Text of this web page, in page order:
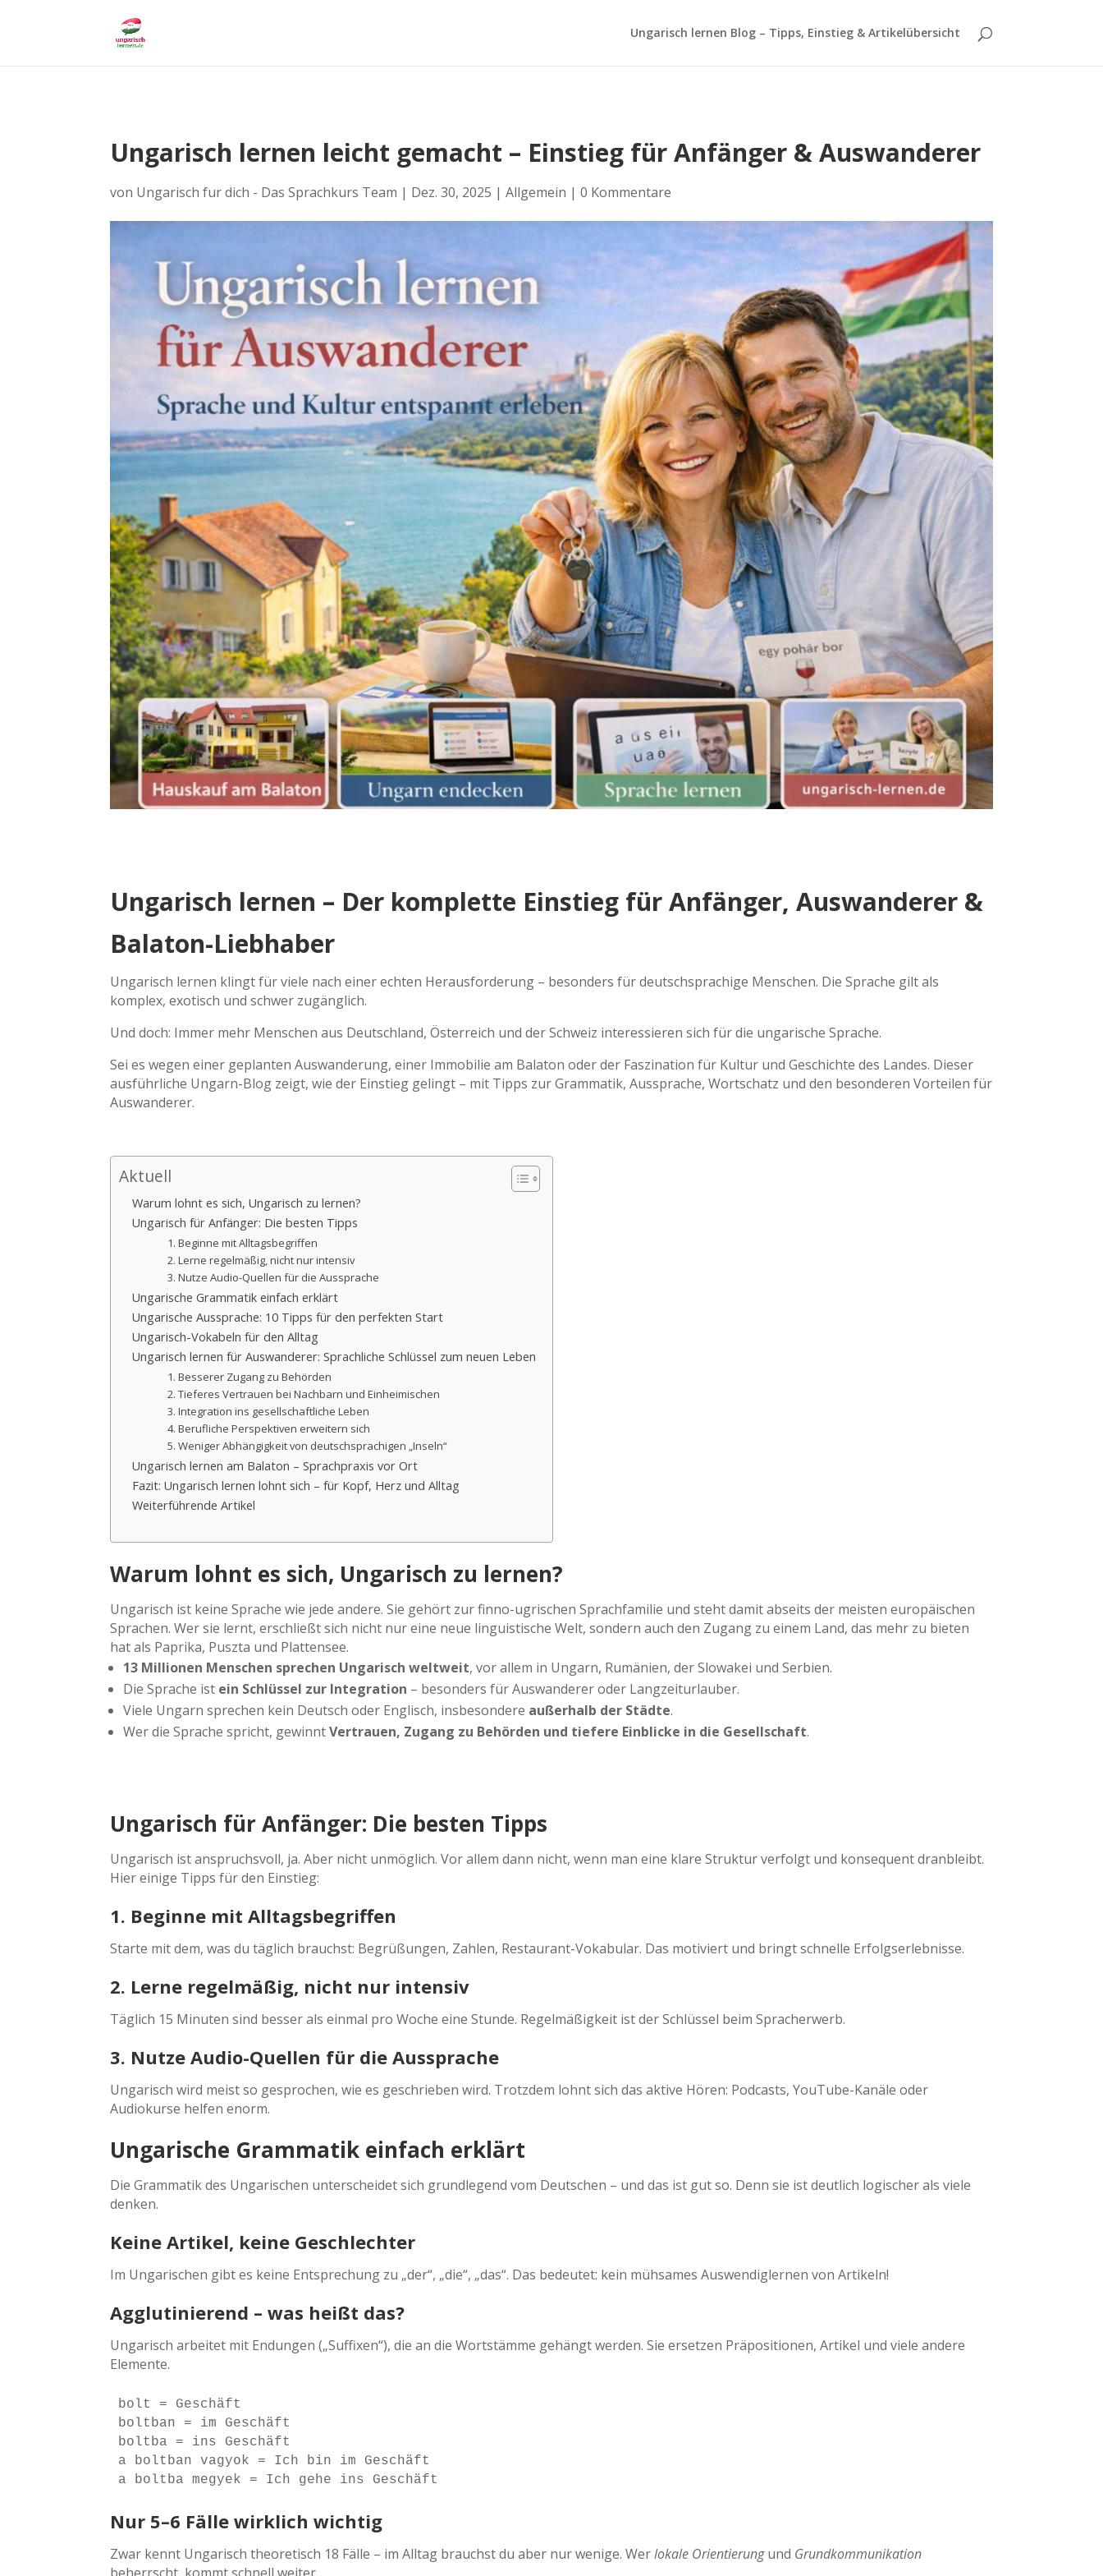
Ungarisch lernen Blog – Tipps, Einstieg & Artikelübersicht
Ungarisch lernen leicht gemacht – Einstieg für Anfänger & Auswanderer
von Ungarisch fur dich - Das Sprachkurs Team | Dez. 30, 2025 |Allgemein |0 Kommentare
Ungarisch lernen – Der komplette Einstieg für Anfänger, Auswanderer &
Balaton-Liebhaber
Ungarisch lernen klingt für viele nach einer echten Herausforderung – besonders für deutschsprachige Menschen. Die Sprache gilt als
komplex, exotisch und schwer zugänglich.
Und doch: Immer mehr Menschen aus Deutschland, Österreich und der Schweiz interessieren sich für die ungarische Sprache.
Sei es wegen einer geplanten Auswanderung, einer Immobilie am Balaton oder der Faszination für Kultur und Geschichte des Landes. Dieser
ausführliche Ungarn-Blog zeigt, wie der Einstieg gelingt – mit Tipps zur Grammatik, Aussprache, Wortschatz und den besonderen Vorteilen für
Auswanderer.
Aktuell
Warum lohnt es sich, Ungarisch zu lernen?
Ungarisch für Anfänger: Die besten Tipps
1. Beginne mit Alltagsbegriffen
2. Lerne regelmäßig, nicht nur intensiv
3. Nutze Audio-Quellen für die Aussprache
Ungarische Grammatik einfach erklärt
Ungarische Aussprache: 10 Tipps für den perfekten Start
Ungarisch-Vokabeln für den Alltag
Ungarisch lernen für Auswanderer: Sprachliche Schlüssel zum neuen Leben
1. Besserer Zugang zu Behörden
2. Tieferes Vertrauen bei Nachbarn und Einheimischen
3. Integration ins gesellschaftliche Leben
4. Berufliche Perspektiven erweitern sich
5. Weniger Abhängigkeit von deutschsprachigen „Inseln“
Ungarisch lernen am Balaton – Sprachpraxis vor Ort
Fazit: Ungarisch lernen lohnt sich – für Kopf, Herz und Alltag
Weiterführende Artikel
Warum lohnt es sich, Ungarisch zu lernen?
Ungarisch ist keine Sprache wie jede andere. Sie gehört zur finno-ugrischen Sprachfamilie und steht damit abseits der meisten europäischen
Sprachen. Wer sie lernt, erschließt sich nicht nur eine neue linguistische Welt, sondern auch den Zugang zu einem Land, das mehr zu bieten
hat als Paprika, Puszta und Plattensee.
13 Millionen Menschen sprechen Ungarisch weltweit, vor allem in Ungarn, Rumänien, der Slowakei und Serbien.
Die Sprache ist ein Schlüssel zur Integration – besonders für Auswanderer oder Langzeiturlauber.
Viele Ungarn sprechen kein Deutsch oder Englisch, insbesondere außerhalb der Städte.
Wer die Sprache spricht, gewinntVertrauen, Zugang zu Behörden und tiefere Einblicke in die Gesellschaft.
Ungarisch für Anfänger: Die besten Tipps
Ungarisch ist anspruchsvoll, ja. Aber nicht unmöglich. Vor allem dann nicht, wenn man eine klare Struktur verfolgt und konsequent dranbleibt.
Hier einige Tipps für den Einstieg:
1. Beginne mit Alltagsbegriffen
Starte mit dem, was du täglich brauchst: Begrüßungen, Zahlen, Restaurant-Vokabular. Das motiviert und bringt schnelle Erfolgserlebnisse.
2. Lerne regelmäßig, nicht nur intensiv
Täglich 15 Minuten sind besser als einmal pro Woche eine Stunde. Regelmäßigkeit ist der Schlüssel beim Spracherwerb.
3. Nutze Audio-Quellen für die Aussprache
Ungarisch wird meist so gesprochen, wie es geschrieben wird. Trotzdem lohnt sich das aktive Hören: Podcasts, YouTube-Kanäle oder
Audiokurse helfen enorm.
Ungarische Grammatik einfach erklärt
Die Grammatik des Ungarischen unterscheidet sich grundlegend vom Deutschen – und das ist gut so. Denn sie ist deutlich logischer als viele
denken.
Keine Artikel, keine Geschlechter
Im Ungarischen gibt es keine Entsprechung zu „der“, „die“, „das“. Das bedeutet: kein mühsames Auswendiglernen von Artikeln!
Agglutinierend – was heißt das?
Ungarisch arbeitet mit Endungen („Suffixen“), die an die Wortstämme gehängt werden. Sie ersetzen Präpositionen, Artikel und viele andere
Elemente.
bolt = Geschäft
boltban = im Geschäft
boltba = ins Geschäft
a boltban vagyok = Ich bin im Geschäft
Nur 5–6 Fälle wirklich wichtig
Zwar kennt Ungarisch theoretisch 18 Fälle – im Alltag brauchst du aber nur wenige. Werlokale Orientierungund Grundkommunikation